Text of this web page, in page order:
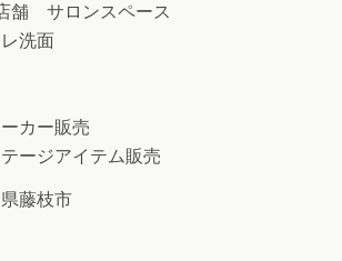
舗 サロンスペース
レ洗面
カー販売
ージアイテム販売
藤枝市